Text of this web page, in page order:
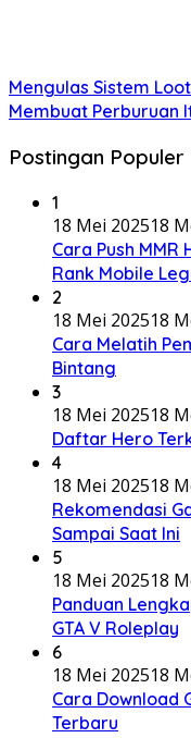
Mengulas Sistem
Membuat Perburuan
Postingan Populer
1
18 Mei 202518
Cara Push MMR
Rank Mobile
2
18 Mei 202518
Cara Melatih
Bintang
3
18 Mei 202518
Daftar Hero
4
18 Mei 202518
Rekomendasi
Sampai Saat Ini
5
18 Mei 202518
Panduan
GTA V Roleplay
6
18 Mei 202518
Cara Download
Terbaru